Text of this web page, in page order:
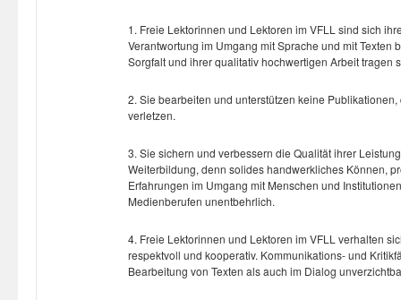
1. Freie Lektorinnen und Lektoren im VFLL sind sich
Verantwortung im Umgang mit Sprache und mit Texten
Sorgfalt und ihrer qualitativ hochwertigen Arbeit tragen
2. Sie bearbeiten und unterstützen keine
verletzen.
3. Sie sichern und verbessern die Qualität ihrer
Weiterbildung, denn solides handwerkliches Können,
Erfahrungen im Umgang mit Menschen und
Medienberufen unentbehrlich.
4. Freie Lektorinnen und Lektoren im VFLL verhalten
respektvoll und kooperativ. Kommunikations- und
Bearbeitung von Texten als auch im Dialog